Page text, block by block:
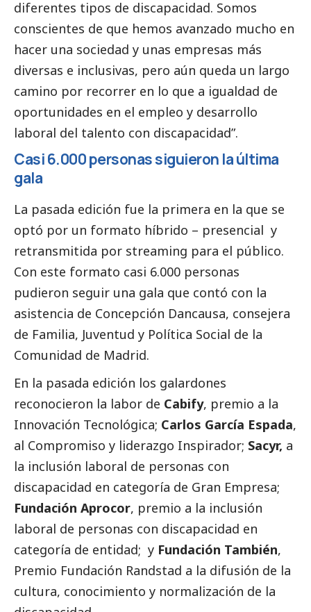
diferentes tipos de discapacidad. Somos
conscientes de que hemos avanzado mucho en
hacer una sociedad y unas empresas más
diversas e inclusivas, pero aún queda un largo
camino por recorrer en lo que a igualdad de
oportunidades en el empleo y desarrollo
laboral del talento con discapacidad”.
Casi 6.000 personas siguieron la última
gala
La pasada edición fue la primera en la que se
optó por un formato híbrido – presencial y
retransmitida por streaming para el público.
Con este formato casi 6.000 personas
pudieron seguir una gala que contó con la
asistencia de Concepción Dancausa, consejera
de Familia, Juventud y Política Social de la
Comunidad de Madrid.
En la pasada edición los galardones
reconocieron la labor de Cabify, premio a la
Innovación Tecnológica; Carlos García Espada,
al Compromiso y liderazgo Inspirador; Sacyr, a
la inclusión laboral de personas con
discapacidad en categoría de Gran Empresa;
Fundación Aprocor, premio a la inclusión
laboral de personas con discapacidad en
categoría de entidad; y Fundación También,
Premio Fundación Randstad a la difusión de la
cultura, conocimiento y normalización de la